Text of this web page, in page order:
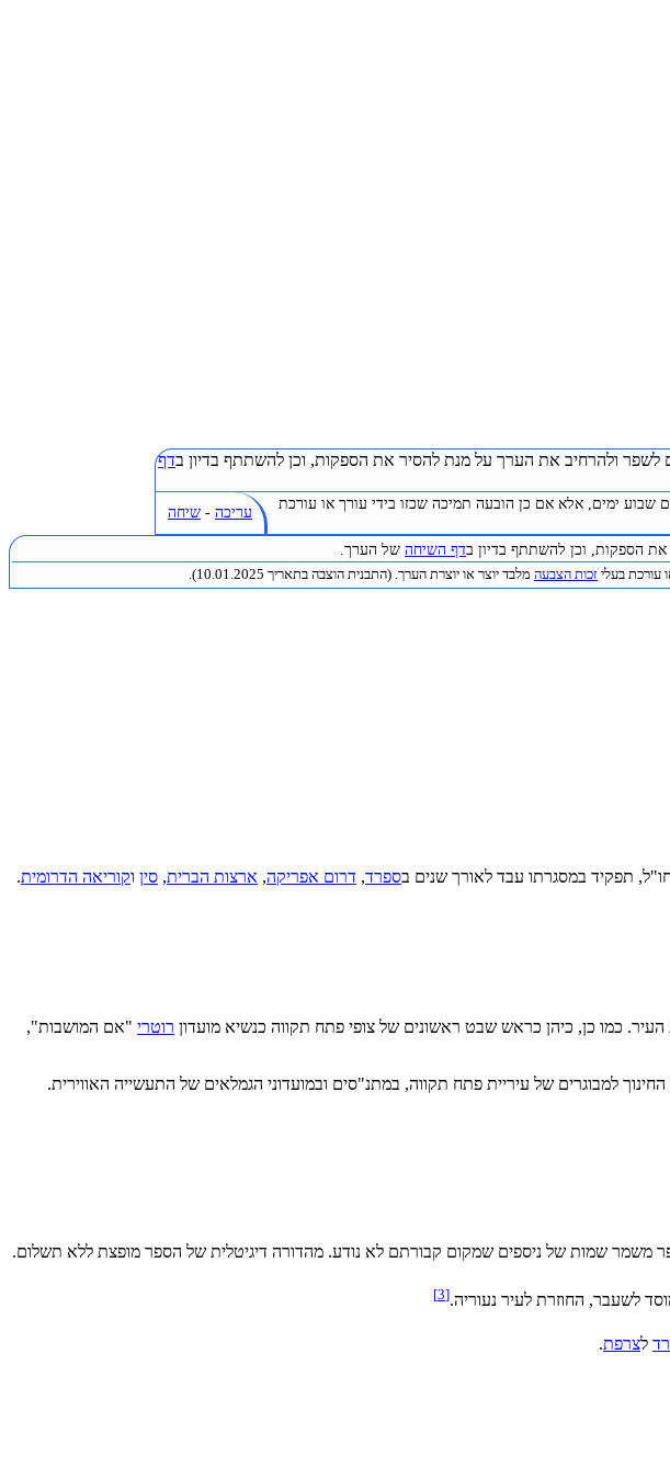
לשפר ולהרחיב את הערך על מנת להסיר את הספקות, וכן להשתתף בדיון בדף
שבוע ימים, אלא אם כן הובעה תמיכה שכזו בידי עורך או עורכת
עריכה - שיחה
הספקות, וכן להשתתף בדיון בדף השיחה של הערך.
עורכת בעלי זכות הצבעה מלבד יוצר או יוצרת הערך. (התבנית הוצבה בתאריך 10.01.2025).
ספרד, דרום אפריקה, ארצות הברית, סין וקוריאה הדרומית.
כמו כן, כיהן כראש שבט ראשונים של צופי פתח תקווה כנשיא מועדון רוטרי "אם המושבות",
למבוגרים של עיריית פתח תקווה, במתנ"סים ובמועדוני הגמלאים של התעשייה האווירית.
משמר שמות של ניספים שמקום קבורתם לא נודע. מהדורה דיגיטלית של הספר מופצת ללא תשלום.
לשעבר, החוזרת לעיר נעוריה.[
3
]
לצרפת.